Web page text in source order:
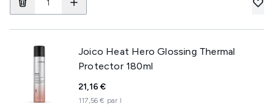
Joico Heat Hero Glossing Thermal
Protector 180ml
21,16 €
117,56 € par l